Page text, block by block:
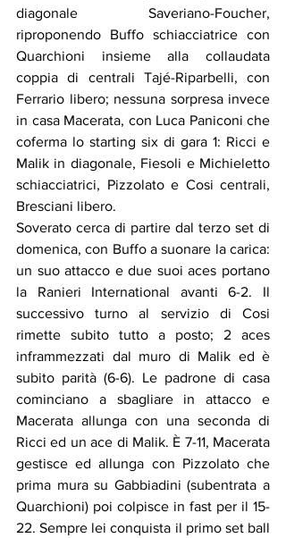
diagonale Saveriano-Foucher,
riproponendo Buffo schiacciatrice con
Quarchioni insieme alla collaudata
coppia di centrali Tajé-Riparbelli, con
Ferrario libero; nessuna sorpresa invece
in casa Macerata, con Luca Paniconi che
coferma lo starting six di gara 1: Ricci e
Malik in diagonale, Fiesoli e Michieletto
schiacciatrici, Pizzolato e Cosi centrali,
Bresciani libero.
Soverato cerca di partire dal terzo set di
domenica, con Buffo a suonare la carica:
un suo attacco e due suoi aces portano
la Ranieri International avanti 6-2. Il
successivo turno al servizio di Cosi
rimette subito tutto a posto; 2 aces
inframmezzati dal muro di Malik ed è
subito parità (6-6). Le padrone di casa
cominciano a sbagliare in attacco e
Macerata allunga con una seconda di
Ricci ed un ace di Malik. È 7-11, Macerata
gestisce ed allunga con Pizzolato che
prima mura su Gabbiadini (subentrata a
Quarchioni) poi colpisce in fast per il 15-
22. Sempre lei conquista il primo set ball